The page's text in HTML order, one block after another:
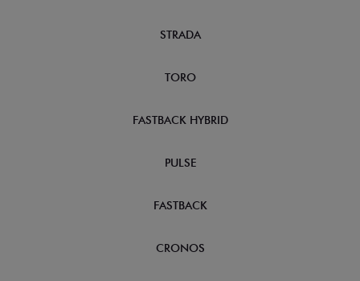
STRADA
TORO
FASTBACK HYBRID
PULSE
FASTBACK
CRONOS